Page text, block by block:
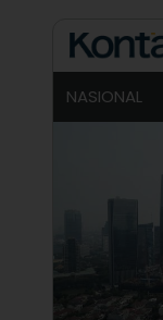
NASIONAL